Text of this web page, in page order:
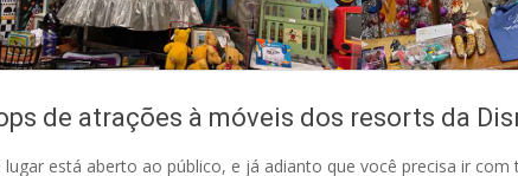
de atrações à móveis dos resorts da
lugar está aberto ao público, e já adianto que você precisa ir